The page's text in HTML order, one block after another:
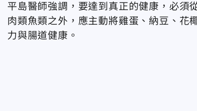
平島醫師強調，要達到真正的健康，必須
肉類魚類之外，應主動將雞蛋、納豆、花
力與腸道健康。